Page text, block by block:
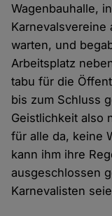
Wagenbauhalle,
Karnevalsvereine
warten, und
Arbeitsplatz
tabu für die
bis zum Schluss
Geistlichkeit also
für alle da, keine
kann ihm ihre
ausgeschlossen
Karnevalisten